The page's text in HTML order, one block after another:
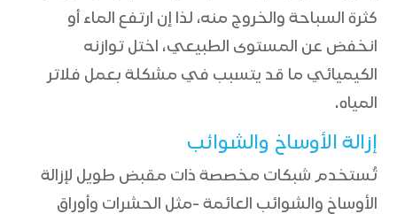
كثرة السباحة والخروج منه، لذا إن ارتفع الماء أو
انخفض عن المستوى الطبيعي، اختل توازنه
الكيميائي ما قد يتسبب في مشكلة بعمل فلاتر
المياه.
إزالة الأوساخ والشوائب
تُستخدم شبكات مخصصة ذات مقبض طويل لإزالة
الأوساخ والشوائب العائمة -مثل الحشرات وأوراق